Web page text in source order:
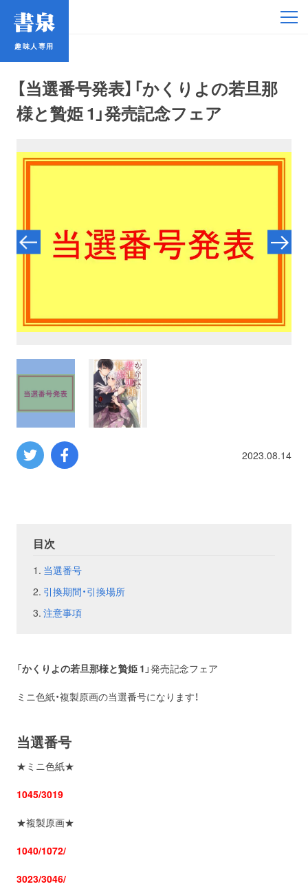
趣味人専用
【当選番号発表】「かくりよの若旦那
様と贄姫 1」発売記念フェア
2023.08.14
目次
当選番号
引換期間・引換場所
注意事項
「かくりよの若旦那様と贄姫 1 」発売記念フェア
ミニ色紙・複製原画の当選番号になります！
当選番号
★ミニ色紙★
1045/3019
★複製原画★
1040/1072/
3023/3046/
趣味人専用
アイドル
コミック・ラノベ
プロレス
数学
コンピューター
ミリタリー
フェア
会社概要